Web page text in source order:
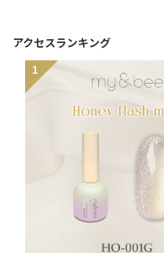
アクセスランキング